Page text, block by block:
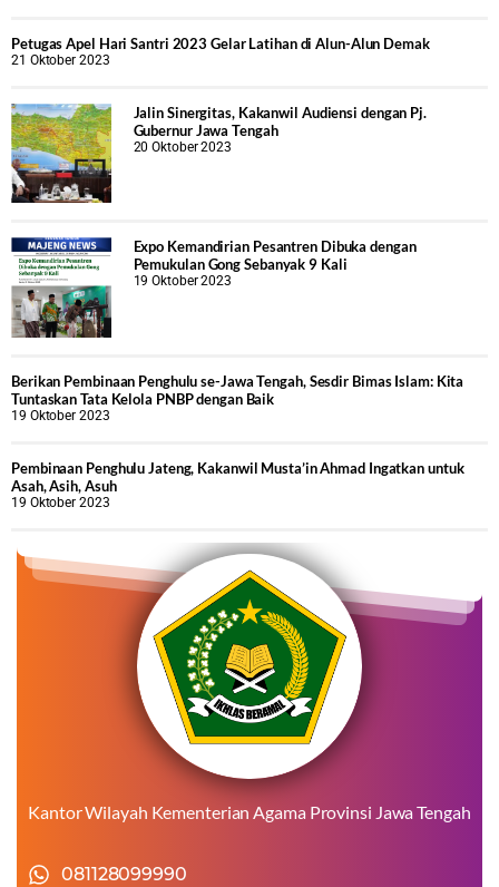
Petugas Apel Hari Santri 2023 Gelar Latihan di Alun-Alun Demak
21 Oktober 2023
Jalin Sinergitas, Kakanwil Audiensi dengan Pj.
Gubernur Jawa Tengah
20 Oktober 2023
Expo Kemandirian Pesantren Dibuka dengan
Pemukulan Gong Sebanyak 9 Kali
19 Oktober 2023
Berikan Pembinaan Penghulu se-Jawa Tengah, Sesdir Bimas Islam: Kita
Tuntaskan Tata Kelola PNBP dengan Baik
19 Oktober 2023
Pembinaan Penghulu Jateng, Kakanwil Musta’in Ahmad Ingatkan untuk
Asah, Asih, Asuh
19 Oktober 2023
Kantor Wilayah Kementerian Agama Provinsi Jawa Tengah
081128099990